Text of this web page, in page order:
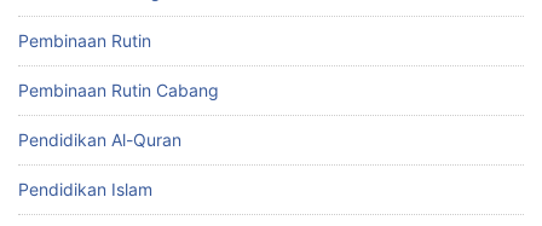
Pembinaan Rutin
Pembinaan Rutin Cabang
Pendidikan Al-Quran
Pendidikan Islam